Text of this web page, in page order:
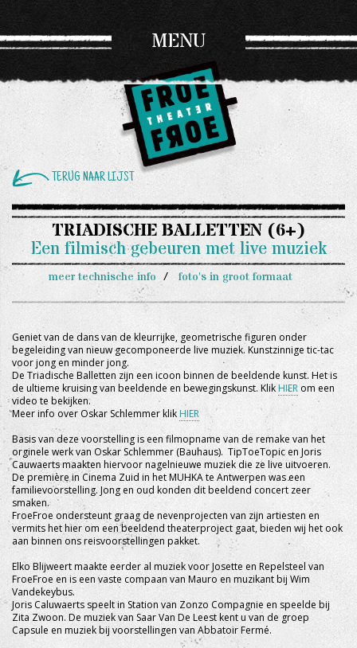
MENU
TERUG NAAR LIJST
TRIADISCHE BALLETTEN (6+)
Een filmisch gebeuren met live muziek
meer technische info foto's in groot formaat
Geniet van de dans van de kleurrijke, geometrische figuren onder
begeleiding van nieuw gecomponeerde live muziek. Kunstzinnige tic-tac
voor jong en minder jong.
De Triadische Balletten zijn een icoon binnen de beeldende kunst. Het is
de ultieme kruising van beeldende en bewegingskunst. KlikHIERom een
video te bekijken.
Meer info over Oskar Schlemmer klikHIER
Basis van deze voorstelling is een filmopname van de remake van het
orginele werk van Oskar Schlemmer (Bauhaus). TipToeTopic en Joris
Cauwaerts maakten hiervoor nagelnieuwe muziek die ze live uitvoeren.
De première in Cinema Zuid in het MUHKA te Antwerpen was een
familievoorstelling. Jong en oud konden dit beeldend concert zeer
smaken.
FroeFroe ondersteunt graag de nevenprojecten van zijn artiesten en
vermits het hier om een beeldend theaterproject gaat, bieden wij het ook
aan binnen ons reisvoorstellingen pakket.
Elko Blijweert maakte eerder al muziek voor Josette en Repelsteel van
FroeFroe en is een vaste compaan van Mauro en muzikant bij Wim
Vandekeybus.
Joris Caluwaerts speelt in Station van Zonzo Compagnie en speelde bij
Zita Zwoon. De muziek van Saar Van De Leest kent u van de groep
Capsule en muziek bij voorstellingen van Abbatoir Fermé.